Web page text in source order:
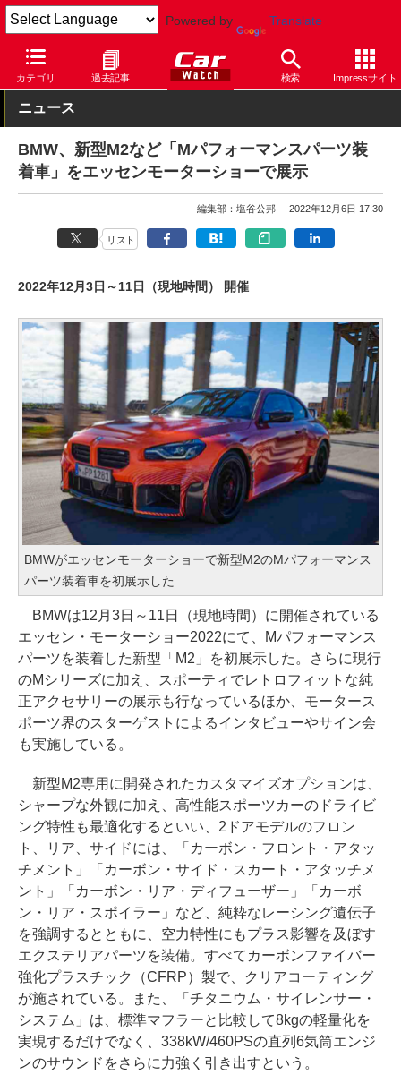
Powered by Translate
カテゴリ 過去記事 検索 Impressサイト
Car Watch 自動車 M2
ニュース
BMW、新型M2など「Mパフォーマンスパーツ装
着車」をエッセンモーターショーで展示
編集部：塩谷公邦 2022年12月6日 17:30
リスト
2022年12月3日～11日（現地時間） 開催
BMWがエッセンモーターショーで新型M2のMパフォーマンス
パーツ装着車を初展示した
BMWは12月3日～11日（現地時間）に開催されている
エッセン・モーターショー2022にて、Mパフォーマンス
パーツを装着した新型「M2」を初展示した。さらに現行
のMシリーズに加え、スポーティでレトロフィットな純
正アクセサリーの展示も行なっているほか、モータース
ポーツ界のスターゲストによるインタビューやサイン会
も実施している。
新型M2専用に開発されたカスタマイズオプションは、
シャープな外観に加え、高性能スポーツカーのドライビ
ング特性も最適化するといい、2ドアモデルのフロン
ト、リア、サイドには、「カーボン・フロント・アタッ
チメント」「カーボン・サイド・スカート・アタッチメ
ント」「カーボン・リア・ディフューザー」「カーボ
ン・リア・スポイラー」など、純粋なレーシング遺伝子
を強調するとともに、空力特性にもプラス影響を及ぼす
エクステリアパーツを装備。すべてカーボンファイバー
強化プラスチック（CFRP）製で、クリアコーティング
が施されている。また、「チタニウム・サイレンサー・
システム」は、標準マフラーと比較して8kgの軽量化を
実現するだけでなく、338kW/460PSの直列6気筒エンジ
ンのサウンドをさらに力強く引き出すという。